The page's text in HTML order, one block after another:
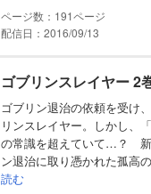
191
配信日：2016/09/13
ゴブリンスレイヤー 2
ゴブリン退治の依頼を受け
リンスレイヤー。しかし、
の常識を超えていて…？
ン退治に取り憑かれた孤高
読む